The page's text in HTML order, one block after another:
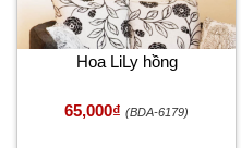
Hoa LiLy hồng
65,000₫ (BDA-6179)